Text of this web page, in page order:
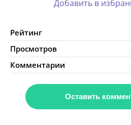
Добавить в
Рейтинг
Просмотров
Комментарии
Оставить